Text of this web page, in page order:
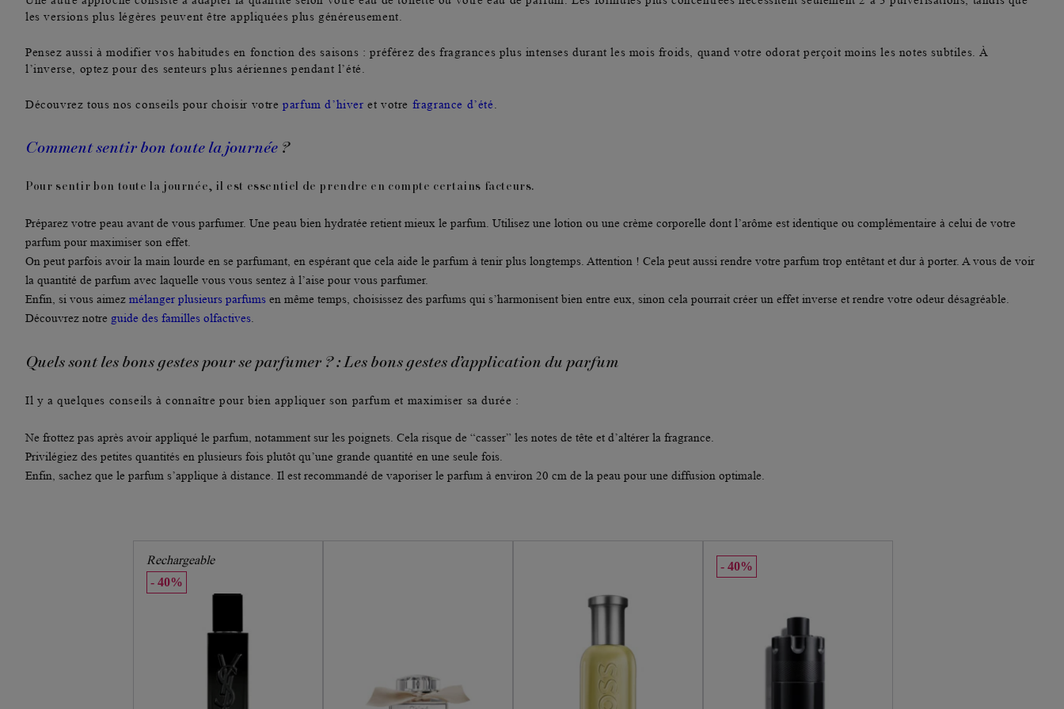
les versions plus légères peuvent être appliquées plus généreusement.
Pensez aussi à modifier vos habitudes en fonction des saisons : préférez des fragrances plus intenses durant les mois froids, quand votre odorat perçoit moins les notes subtiles. À
l’inverse, optez pour des senteurs plus aériennes pendant l’été.
Découvrez tous nos conseils pour choisir votreparfum d’hiver et votre fragrance d’été
Comment sentir bon toute la journée ?
Pour sentir bon toute la journée, il est essentiel de prendre en compte certains facteurs.
Préparez votre peau avant de vous parfumer. Une peau bien hydratée retient mieux le parfum. Utilisez une lotion ou une crème corporelle dont l’arôme est identique ou complémentaire à celui de votre
parfum pour maximiser son effet.
On peut parfois avoir la main lourde en se parfumant, en espérant que cela aide le parfum à tenir plus longtemps. Attention ! Cela peut aussi rendre votre parfum trop entêtant et dur à porter. A vous de voir
la quantité de parfum avec laquelle vous vous sentez à l’aise pour vous parfumer.
Enfin, si vous aimez mélanger plusieurs parfums en même temps, choisissez des parfums qui s’harmonisent bien entre eux, sinon cela pourrait créer un effet inverse et rendre votre odeur désagréable.
Découvrez notre guide des familles olfactives
Quels sont les bons gestes pour se parfumer ? : Les bons gestes d’application du parfum
Il y a quelques conseils à connaître pour bien appliquer son parfum et maximiser sa durée :
Ne frottez pas après avoir appliqué le parfum, notamment sur les poignets. Cela risque de “casser” les notes de tête et d’altérer la fragrance.
Privilégiez des petites quantités en plusieurs fois plutôt qu’une grande quantité en une seule fois.
Enfin, sachez que le parfum s’applique à distance . Il est recommandé de vaporiser le parfum à environ 20 cm de la peau pour une diffusion optimale.
Rechargeable
40%
40%